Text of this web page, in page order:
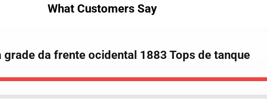
What Customers Say
da frente ocidental 1883 Tops de tanque